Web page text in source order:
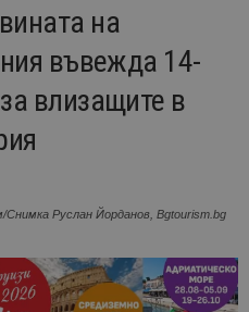
на
въвежда 14-
влизащите в
Снимка Руслан Йорданов, Bgtourism.bg